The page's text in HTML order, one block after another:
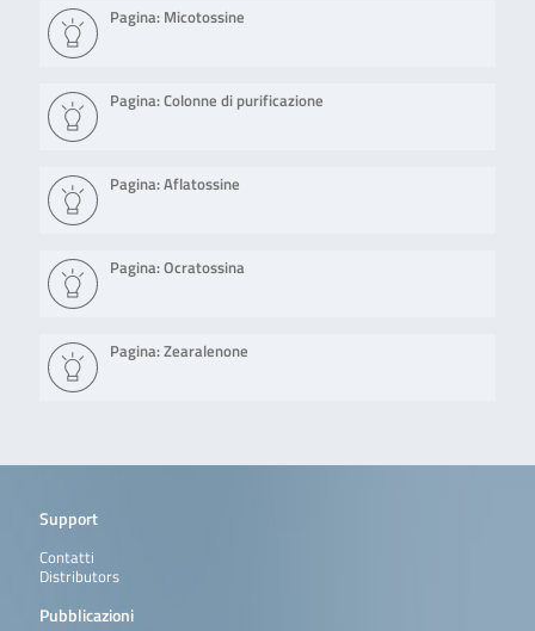
Pagina: Micotossine
Pagina: Colonne di purificazione
Pagina: Aflatossine
Pagina: Ocratossina
Pagina: Zearalenone
Support
Contatti
Distributors
Pubblicazioni